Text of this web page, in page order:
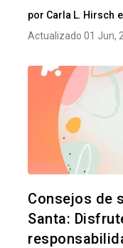
por Carla L. Hirsch
Actualizado 01 Jun,
Consejos de
Santa: